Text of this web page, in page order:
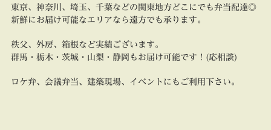
東京、神奈川、埼玉、千葉などの関東地方どこにでも弁当配達◎
新鮮にお届け可能なエリアなら遠方でも承ります。
秩父、外房、箱根など実績ございます。
群馬・栃木・茨城・山梨・静岡もお届け可能です！(応相談)
ロケ弁、会議弁当、建築現場、イベントにもご利用下さい。